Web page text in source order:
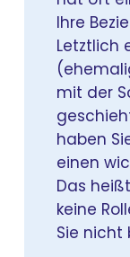
Ihre
Letztlich
mit der
haben
einen
Das
keine
Sie nicht